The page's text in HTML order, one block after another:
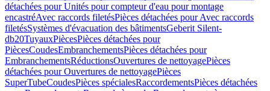
détachées pour Unités pour compteur d'eau pour montage
encastréAvec raccords filetésPièces détachées pour Avec raccords
filetésSystèmes d'évacuation des bâtimentsGeberit Silent-
db20TuyauxPiècesPièces détachées pour
PiècesCoudesEmbranchementsPièces détachées pour
EmbranchementsRéductionsOuvertures de nettoyagePièces
détachées pour Ouvertures de nettoyagePièces
SuperTubeCoudesPièces spécialesRaccordementsPièces détachées